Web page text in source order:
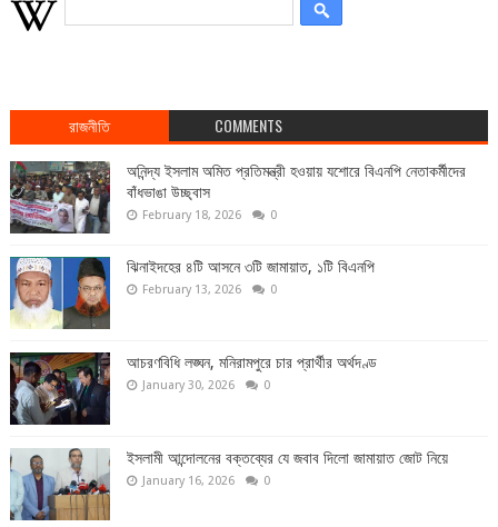
রাজনীতি COMMENTS
অনিন্দ্য ইসলাম অমিত প্রতিমন্ত্রী হওয়ায় যশোরে বিএনপি নেতাকর্মীদের
বাঁধভাঙা উচ্ছ্বাস
February 18, 2026 0
ঝিনাইদহের ৪টি আসনে ৩টি জামায়াত, ১টি বিএনপি
February 13, 2026 0
আচরণবিধি লঙ্ঘন, মনিরামপুরে চার প্রার্থীর অর্থদণ্ড
January 30, 2026 0
ইসলামী আন্দোলনের বক্তব্যের যে জবাব দিলো জামায়াত জোট নিয়ে
January 16, 2026 0